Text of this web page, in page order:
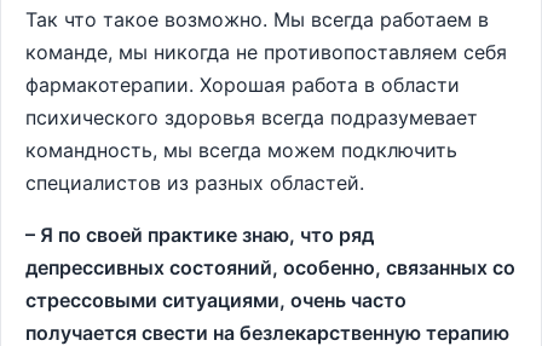
Так что такое возможно. Мы всегда работаем в
команде, мы никогда не противопоставляем себя
фармакотерапии. Хорошая работа в области
психического здоровья всегда подразумевает
командность, мы всегда можем подключить
специалистов из разных областей.
– Я по своей практике знаю, что ряд
депрессивных состояний, особенно, связанных со
стрессовыми ситуациями, очень часто
получается свести на безлекарственную терапию